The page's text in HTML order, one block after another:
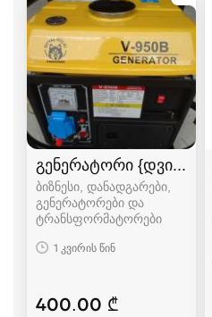
გენერატორი
ბიზნესი, დანადგარები,
გენერატორები და
ტრანსფორმატორები
1 კვირის წინ
400.00 ₾